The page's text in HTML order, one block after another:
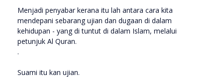
Menjadi penyabar kerana itu lah antara cara kita
mendepani sebarang ujian dan dugaan di dalam
kehidupan - yang di tuntut di dalam Islam, melalui
petunjuk Al Quran.
.
Suami itu kan ujian.